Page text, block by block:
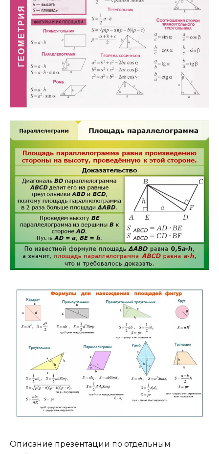
Описание презентации по отдельным